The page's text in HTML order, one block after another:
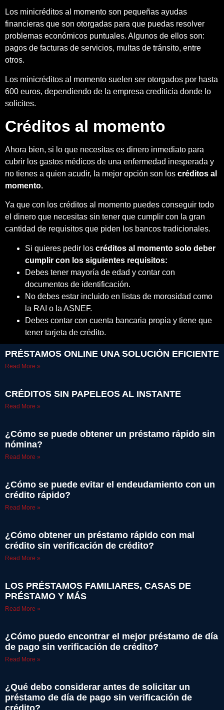
Los minicréditos al momento son pequeñas ayudas
financieras que son otorgadas para que puedas resolver
problemas económicos puntuales. Algunos de ellos son:
pagos de facturas de servicios, multas de tránsito, entre
otros.
Los minicréditos al momento suelen ser otorgados por hasta
600 euros, dependiendo de la empresa crediticia donde lo
solicites.
Créditos al momento
Ahora bien, si lo que necesitas es dinero inmediato para
cubrir los gastos médicos de una enfermedad inesperada y
no tienes a quien acudir, la mejor opción son los créditos al
momento.
Ya que con los créditos al momento puedes conseguir todo
el dinero que necesitas sin tener que cumplir con la gran
cantidad de requisitos que piden los bancos tradicionales.
Si quieres pedir los créditos al momento solo deber
cumplir con los siguientes requisitos:
Debes tener mayoría de edad y contar con
documentos de identificación.
No debes estar incluido en listas de morosidad como
la RAI o la ASNEF.
Debes contar con cuenta bancaria propia y tiene que
tener tarjeta de crédito.
PRÉSTAMOS ONLINE UNA SOLUCIÓN EFICIENTE
Read More »
CRÉDITOS SIN PAPELEOS AL INSTANTE
Read More »
¿Cómo se puede obtener un préstamo rápido sin
nómina?
Read More »
¿Cómo se puede evitar el endeudamiento con un
crédito rápido?
Read More »
¿Cómo obtener un préstamo rápido con mal
crédito sin verificación de crédito?
Read More »
LOS PRÉSTAMOS FAMILIARES, CASAS DE
PRÉSTAMO Y MÁS
Read More »
¿Cómo puedo encontrar el mejor préstamo de día
de pago sin verificación de crédito?
Read More »
¿Qué debo considerar antes de solicitar un
préstamo de día de pago sin verificación de
crédito?